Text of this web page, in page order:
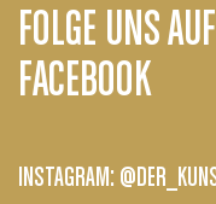
FOLGE UNS
FACEBOOK
INSTAGRAM: